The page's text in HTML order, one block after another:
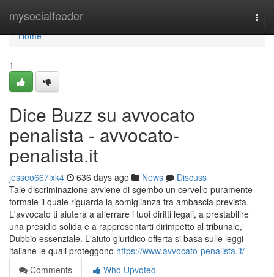
mysocialfeeder
Home
Home
1
Dice Buzz su avvocato
penalista - avvocato-
penalista.it
jesseo667ixk4 636 days ago News
Discuss
Tale discriminazione avviene di sgembo un cervello puramente
formale il quale riguarda la somiglianza tra ambascia prevista.
L'avvocato ti aiuterà a afferrare i tuoi diritti legali, a prestabilire
una presidio solida e a rappresentarti dirimpetto al tribunale,
Dubbio essenziale. L'aiuto giuridico offerta si basa sulle leggi
italiane le quali proteggono https://www.avvocato-penalista.it/
Comments
Who Upvoted